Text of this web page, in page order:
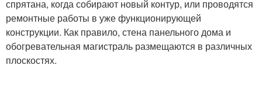
спрятана, когда собирают новый контур, или проводятся
ремонтные работы в уже функционирующей
конструкции. Как правило, стена панельного дома и
обогревательная магистраль размещаются в различных
плоскостях.